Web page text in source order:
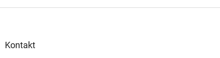
Kontakt